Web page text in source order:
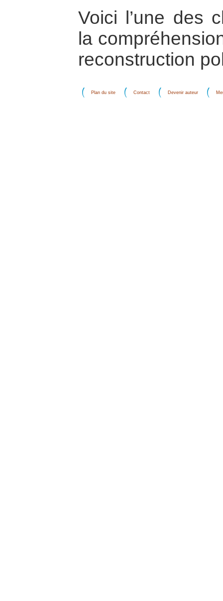
Voici l’une des
la
reconstruction
Plan du site Contact Devenir auteur